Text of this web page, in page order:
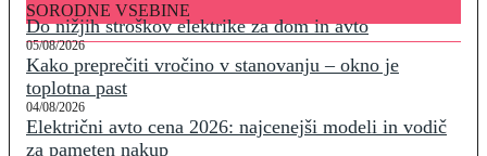
SORODNE VSEBINE
Do nižjih stroškov elektrike za dom in avto
05/08/2026
Kako preprečiti vročino v stanovanju – okno je
toplotna past
04/08/2026
Električni avto cena 2026: najcenejši modeli in vodič
za pameten nakup